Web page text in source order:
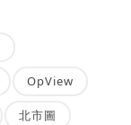
OpView
北市圖